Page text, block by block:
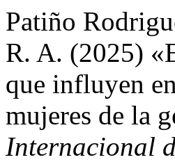
Patiño
R. A. (2025)
que influyen
mujeres de la
Internacional